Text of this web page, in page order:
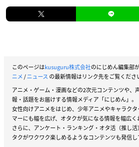
このページはkusuguru株式会社のにじめん編集部
ニメ/ニュース の最新情報はリンク先をご覧くださ
アニメ・ゲーム・漫画などの2次元コンテンツや、
報・話題をお届けする情報メディア「にじめん」。
女性向けアニメをはじめ、少年アニメやキャラク
マーにも幅を広げ、オタクが気になる情報を幅広く
さらに、アンケート・ランキング・オタ活（推し
タクがワクワク楽しめるようなコンテンツも発信し